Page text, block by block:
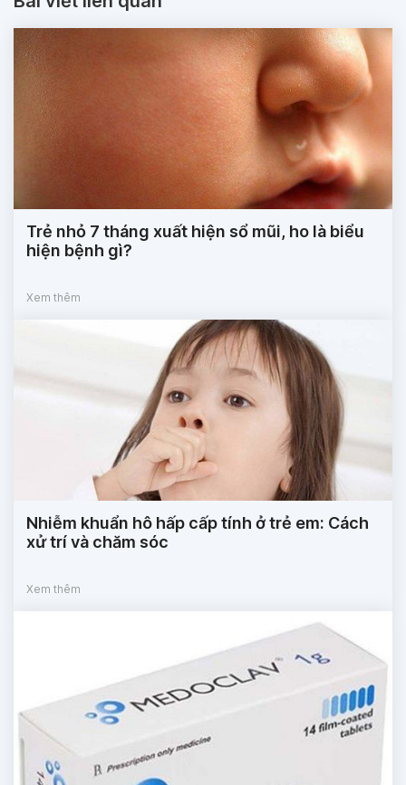
Trẻ nhỏ 7 tháng xuất hiện sổ mũi, ho là biểu
hiện bệnh gì?
Xem thêm
Nhiễm khuẩn hô hấp cấp tính ở trẻ em: Cách
xử trí và chăm sóc
Xem thêm